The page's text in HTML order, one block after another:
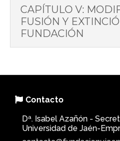
CAPÍTULO V:
FUSIÓN Y
FUNDACIÓN
Contacto
Dª. Isabel Azañón -
Universidad de Jaén-